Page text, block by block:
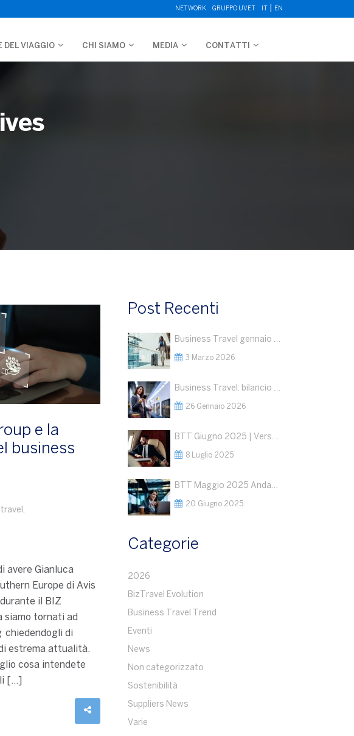
NETWORK GRUPPO UVET EN
DEL VIAGGIO CHI SIAMO MEDIA CONTATTI
e la
business
,
avere Gianluca
Europe di Avis
il BIZ
siamo tornati ad
chiedendogli di
estrema attualità.
cosa intendete
[…]
Post Recenti
Business Travel gennaio 2026: dati in crescita
3 Marzo 2026
Business Travel: bilancio 2025 e outlook 2026
26 Gennaio 2026
BTT Giugno 2025 | Verso una Nuova Fase del Business Travel: Segnali Positivi, ma la Geopolitica Detterà le Regole del Gioco
8 Luglio 2025
BTT Maggio 2025 Andamento del Business Travel : Razionalizzazione della spesa a fronte di volumi stabili
20 Giugno 2025
Categorie
2026
BizTravel Evolution
Business Travel Trend
Eventi
News
Non categorizzato
Sostenibilità
Suppliers News
Varie